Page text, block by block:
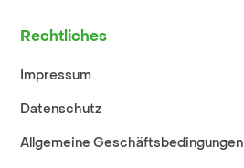
Rechtliches
Impressum
Datenschutz
Allgemeine Geschäftsbedingungen